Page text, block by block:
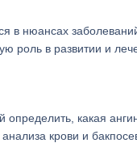
в нюансах
в развитии и
определить, какая
крови и